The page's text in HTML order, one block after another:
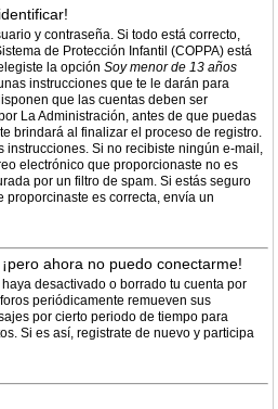
y contraseña. Si todo está correcto,
de Protección Infantil (COPPA) está
la opción Soy menor de 13 años
instrucciones que te le darán para
que las cuentas deben ser
La Administración, antes de que puedas
brindará al finalizar el proceso de registro.
instrucciones. Si no recibiste ningún e-mail,
electrónico que proporcionaste no es
por un filtro de spam. Si estás seguro
es correcta, envía un
ahora no puedo conectarme!
desactivado o borrado tu cuenta por
periódicamente remueven sus
por cierto periodo de tiempo para
Si es así, registrate de nuevo y participa